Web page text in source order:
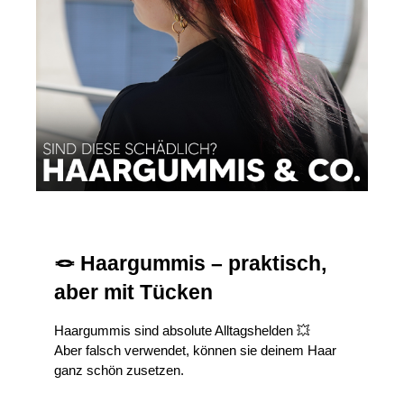
🪢 Haargummis – praktisch,
aber mit Tücken
Haargummis sind absolute Alltagshelden 💥
Aber falsch verwendet, können sie deinem Haar
ganz schön zusetzen.